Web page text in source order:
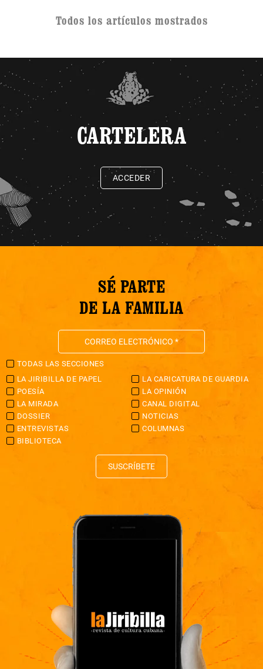
Todos los artículos mostrados
CARTELERA
ACCEDER
SÉ PARTE
DE LA FAMILIA
TODAS LAS SECCIONES
LA JIRIBILLA DE PAPEL
LA CARICATURA DE GUARDIA
POESÍA
LA OPINIÓN
LA MIRADA
CANAL DIGITAL
DOSSIER
NOTICIAS
ENTREVISTAS
COLUMNAS
BIBLIOTECA
SUSCRÍBETE